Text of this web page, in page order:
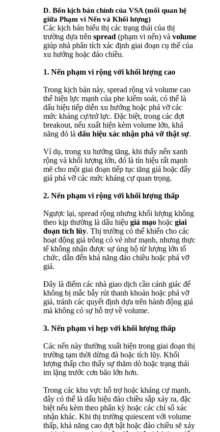
D. Bốn kịch bản chính của VSA (mối quan hệ
giữa Phạm vi Nến và Khối lượng)
Các kịch bản biểu thị các trạng thái của thị
trường dựa trên spread (phạm vi nến) và volume
giúp nhà phân tích xác định giai đoạn cụ thể của
xu hướng hoặc đảo chiều.
1. Nến phạm vi rộng với khối lượng cao
Trong kịch bản này, spread rộng và volume cao
thể hiện lực mạnh của phe kiểm soát, có thể là
dấu hiệu tiếp diễn xu hướng hoặc phá vỡ các
mức kháng cự/trở lực. Đặc biệt, trong các đợt
breakout, nếu xuất hiện kèm volume lớn, khả
năng đó là dấu hiệu xác nhận phá vỡ thật sự.
Ví dụ, trong xu hướng tăng, khi thấy nến xanh
rộng và khối lượng lớn, đó là tín hiệu rất mạnh
mẽ cho một giai đoạn tiếp tục tăng giá hoặc đẩy
giá phá vỡ các mức kháng cự quan trọng.
2. Nến phạm vi rộng với khối lượng thấp
Ngược lại, spread rộng nhưng khối lượng không
theo kịp thường là dấu hiệu giả mạo hoặc giai
đoạn tích lũy. Thị trường có thể khiến cho các
hoạt động giá trông có vẻ như mạnh, nhưng thực
tế không nhận được sự ủng hộ từ lượng lớn tổ
chức, dẫn đến khả năng đảo chiều hoặc phá vỡ
giả.
Đây là điểm các nhà giao dịch cần cảnh giác để
không bị mắc bẫy rút thanh khoản hoặc phá vỡ
giả, tránh các quyết định dựa trên hành động giá
mà không có sự hỗ trợ về volume.
3. Nến phạm vi hẹp với khối lượng thấp
Các nến này thường xuất hiện trong giai đoạn thị
trường tạm thời dừng đà hoặc tích lũy. Khối
lượng thấp cho thấy sự thăm dò hoặc trạng thái
im lặng trước cơn bão lớn hơn.
Trong các khu vực hỗ trợ hoặc kháng cự mạnh,
đây có thể là dấu hiệu đảo chiều sắp xảy ra, đặc
biệt nếu kèm theo phân kỳ hoặc các chỉ số xác
nhận khác. Khi thị trường quiescent với volume
thấp, khả năng cao đợt bật hoặc đảo chiều sẽ xảy